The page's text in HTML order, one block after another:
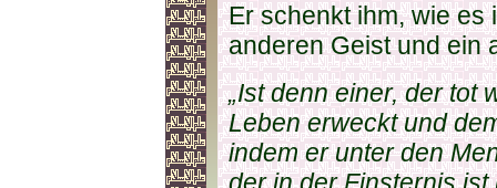
Er schenkt ihm, wie es
anderen Geist und ein
„Ist denn einer, der tot
Leben erweckt und
indem er unter den